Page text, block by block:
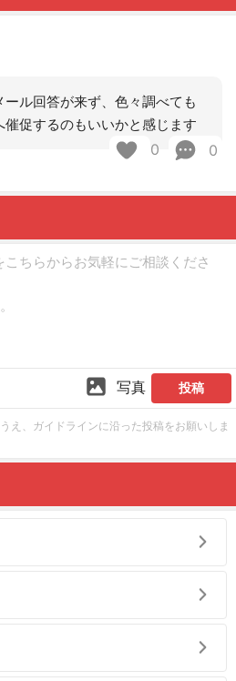
ル回答が来ず、色々調べても
促するのもいいかと感じます
0 0
写真 投稿
え、ガイドラインに沿った投稿をお願いしま